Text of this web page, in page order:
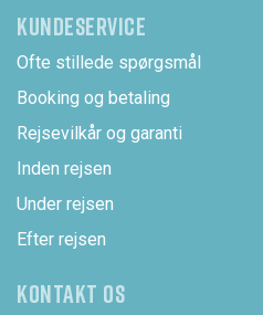
KUNDESERVICE
Ofte stillede spørgsmål
Booking og betaling
Rejsevilkår og garanti
Inden rejsen
Under rejsen
Efter rejsen
KONTAKT OS